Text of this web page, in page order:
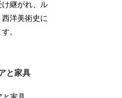
継がれ、ル
洋美術史に
。
と家具